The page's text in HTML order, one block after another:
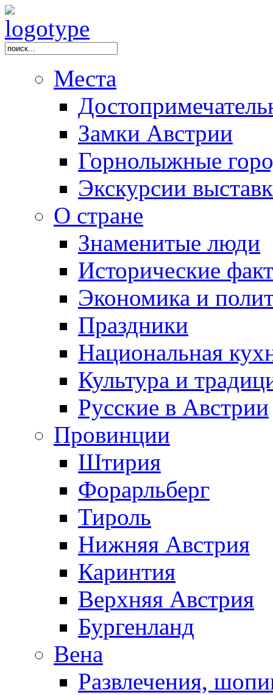
Места
Замки Австрии
Горнолыжные
Экскурсии
О стране
Знаменитые люди
Исторические
Экономика и
Праздники
Национальная
Культура и
Русские в Австрии
Провинции
Штирия
Форарльберг
Тироль
Нижняя Австрия
Каринтия
Верхняя Австрия
Бургенланд
Вена
Развлечения,